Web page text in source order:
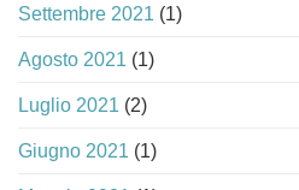
Settembre 2021 (1)
Agosto 2021 (1)
Luglio 2021 (2)
Giugno 2021 (1)